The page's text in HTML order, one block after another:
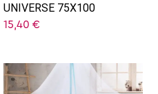
UNIVERSE 75X100
15,40 €